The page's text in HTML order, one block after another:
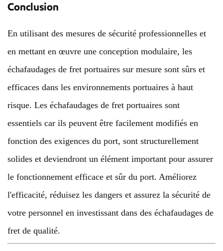
Conclusion
En utilisant des mesures de sécurité professionnelles et
en mettant en œuvre une conception modulaire, les
échafaudages de fret portuaires sur mesure sont sûrs et
efficaces dans les environnements portuaires à haut
risque. Les échafaudages de fret portuaires sont
essentiels car ils peuvent être facilement modifiés en
fonction des exigences du port, sont structurellement
solides et deviendront un élément important pour assurer
le fonctionnement efficace et sûr du port. Améliorez
l'efficacité, réduisez les dangers et assurez la sécurité de
votre personnel en investissant dans des échafaudages de
fret de qualité.